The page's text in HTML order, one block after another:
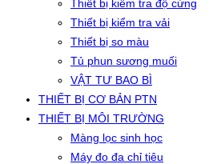
Thiết bị kiểm tra độ cứng
Thiết bị kiểm tra vải
Thiết bị so màu
Tủ phun sương muối
VẬT TƯ BAO BÌ
THIẾT BỊ CƠ BẢN PTN
THIẾT BỊ MÔI TRƯỜNG
Màng lọc sinh học
Máy đo đa chỉ tiêu